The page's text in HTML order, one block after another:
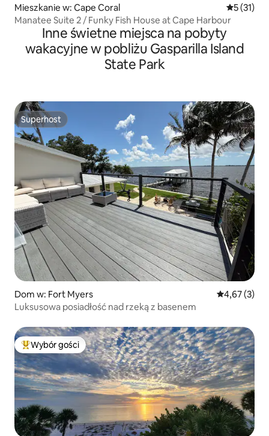
Mieszkanie w: Cape Coral Średnia
5 (31)
Manatee Suite 2 / Funky Fish House at Cape Harbour
Inne świetne miejsca na pobyty
wakacyjne w pobliżu Gasparilla Island
State Park
Superhost
Superhost
Dom w: Fort Myers Średnia
4,67 (3)
Luksusowa posiadłość nad rzeką z basenem
Najpopularniejsze z kategorii Wybór gości
Wybór gości